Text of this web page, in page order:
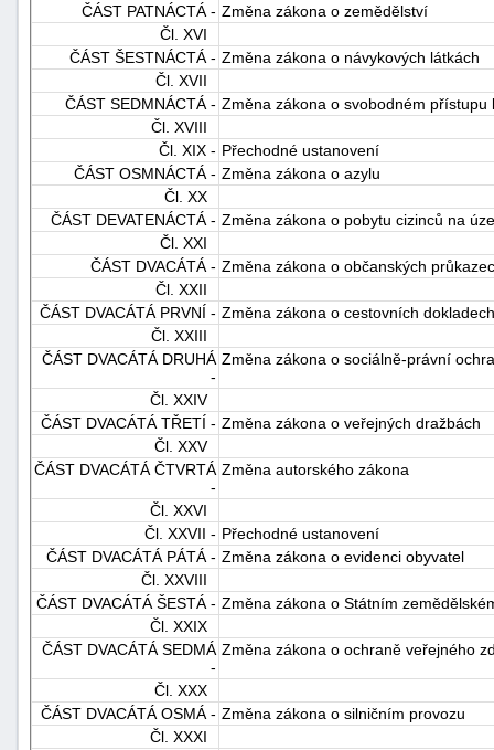
ČÁST PATNÁCTÁ - Změna zákona o zemědělství
Čl. XVI
ČÁST ŠESTNÁCTÁ - Změna zákona o návykových látkách
Čl. XVII
ČÁST SEDMNÁCTÁ - Změna zákona o svobodném přístupu
Čl. XVIII
Čl. XIX - Přechodné ustanovení
ČÁST OSMNÁCTÁ - Změna zákona o azylu
Čl. XX
ČÁST DEVATENÁCTÁ - Změna zákona o pobytu cizinců na
Čl. XXI
ČÁST DVACÁTÁ - Změna zákona o občanských
Čl. XXII
ČÁST DVACÁTÁ PRVNÍ - Změna zákona o cestovních dokladech
Čl. XXIII
ČÁST DVACÁTÁ DRUHÁ
-
Změna zákona o sociálně-právní
Čl. XXIV
ČÁST DVACÁTÁ TŘETÍ - Změna zákona o veřejných dražbách
Čl. XXV
ČÁST DVACÁTÁ ČTVRTÁ
-
Změna autorského zákona
Čl. XXVI
Čl. XXVII - Přechodné ustanovení
ČÁST DVACÁTÁ PÁTÁ - Změna zákona o evidenci obyvatel
Čl. XXVIII
ČÁST DVACÁTÁ ŠESTÁ - Změna zákona o Státním
Čl. XXIX
ČÁST DVACÁTÁ SEDMÁ
-
Změna zákona o ochraně veřejného
Čl. XXX
ČÁST DVACÁTÁ OSMÁ - Změna zákona o silničním provozu
Čl. XXXI